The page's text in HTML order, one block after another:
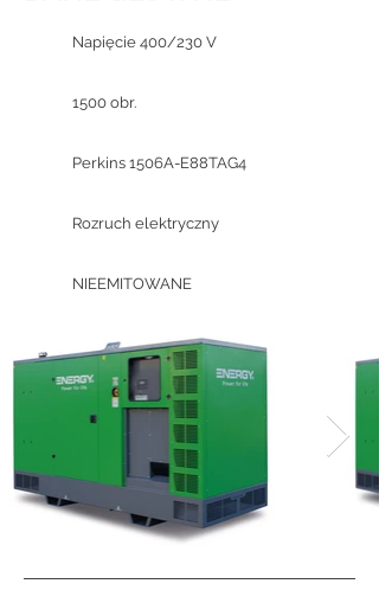
Napięcie 400/230 V
1500 obr.
Perkins 1506A-E88TAG4
Rozruch elektryczny
NIEEMITOWANE